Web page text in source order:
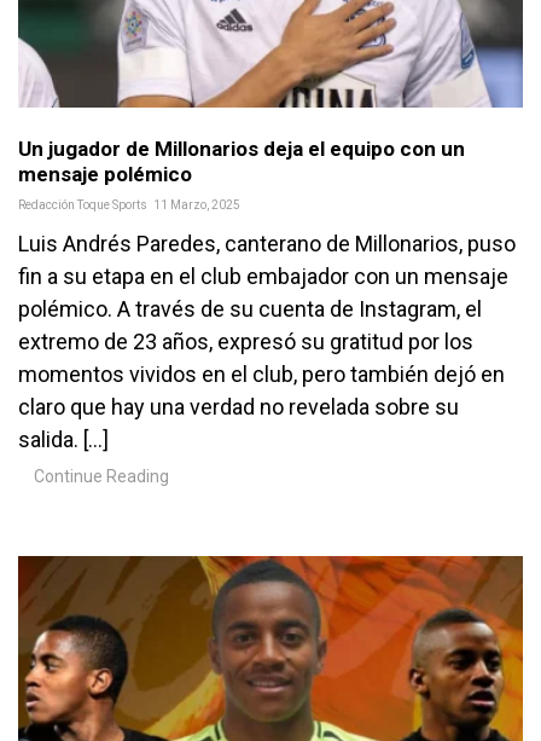
Un jugador de Millonarios deja el equipo con un
mensaje polémico
Redacción Toque Sports 11 Marzo, 2025
Luis Andrés Paredes, canterano de Millonarios, puso
fin a su etapa en el club embajador con un mensaje
polémico. A través de su cuenta de Instagram, el
extremo de 23 años, expresó su gratitud por los
momentos vividos en el club, pero también dejó en
claro que hay una verdad no revelada sobre su
salida. […]
Continue Reading